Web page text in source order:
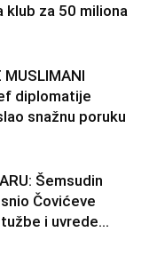
klub za 50 miliona
MUSLIMANI
diplomatije
snažnu poruku
Šemsudin
Čovićeve
i uvrede…